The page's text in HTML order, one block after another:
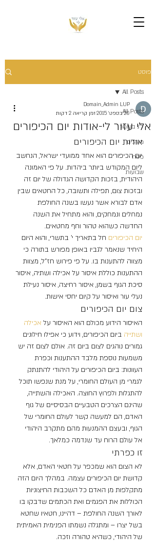
פוסט
All Posts
ל"ג בעומר
מנהגים
פסח
שבועות
All Posts
אלי עזור לי-אודות יום הכיפורים
Domain_Admin LUP
20 בספט׳ 2015
זמן קריאה 2 דקות
אודות יום הכיפורים
יום הכיפורים הוא אחד ממועדי ישראל, הנחשב
ליום המקודש ביותר ביהדות. על פי האמונה
היהודית, בזכות הקדושה הגדולה של יום זה
ובזכות צום, תפילה ותשובה, כל החטאים שבין
אדם לבורא אשר נעשו בשנה החולפת
נמחלים ונמחקים, והוא מתחיל את השנה
החדשה כשהוא טהור וחף מחטאים.
יום הכיפורים חל בתאריך י’ בתשרי, והוא היום
היחיד שנאמר לגביו באופן מפורש בתורה כי
מצווה להתענות בו. על פי פירוש חז”ל, מצוות
ההתענות כוללת איסור על אכילה ושתיה, איסור
סיכת הגוף בשמן, איסור רחיצה, איסור נעילת
נעלי עור ואיסור על קיום יחסי אישות.
צום יום הכיפורים
האיסור הידוע מכולם הוא האיסור על אכילה
ושתייה ביום הכיפורים, וידוע כי אפילו חילונים
גמורים נוהגים לצום ביום זה. אולם לצום זה יש
משמעות נוספת מלבד ההתענות וכפרת
העוונות: ביום הכיפורים על היהודי להתנתק
לגמרי מן העולם החומרי, על מנת שנפשו תוכל
להתגלות ולפרוץ החוצה. האכילה והשתייה,
שהינם הצרכים הטבעיים הבסיסיים של גוף
האדם, הם למעשה קשר לעולם החומרי של
הגוף, ובעצם ההמנעות מהם מתקרב היהודי
אל עולם הרוח עד שנדמה כמלאך.
זו כפרתי
לא הצום הוא שמכפר על חטאי האדם, אלא
קדושת יום הכיפורים עצמה. במהלך היום הזה
מתקלפות מן האדם כל השכבות החיצוניות
הכוללות את הפגמים ואת הכתמים שדבקו בו
לאורך השנה החולפת – דהיינו, חטאיו שחטא
בשל יצרו – ומתגלה נשמתו הפנימית האמיתית
של היהודי, כשהיא טהורה וזכה.